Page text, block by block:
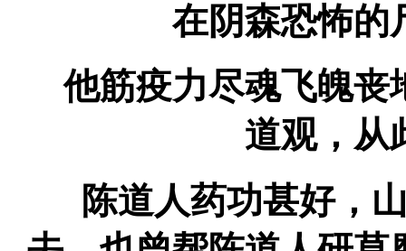
在阴森恐怖的
他筋疫力尽魂飞魄丧
道观，
陈道人药功甚好，